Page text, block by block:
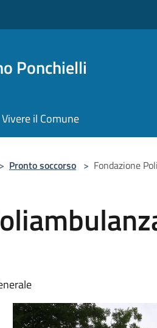
Ponchielli
Vivere il Comune
> Pronto soccorso > Fondazione